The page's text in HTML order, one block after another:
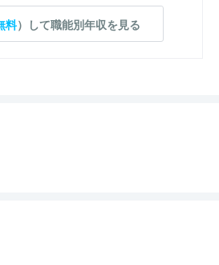
料）して職能別年収を見る